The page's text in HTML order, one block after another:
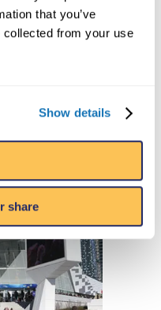
that you’ve
collected from your use
Show details
share
ubicado en
centro de ocio